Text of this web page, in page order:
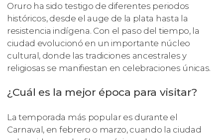
Oruro ha sido testigo de diferentes periodos
históricos, desde el auge de la plata hasta la
resistencia indígena. Con el paso del tiempo, la
ciudad evolucionó en un importante núcleo
cultural, donde las tradiciones ancestrales y
religiosas se manifiestan en celebraciones únicas.
¿Cuál es la mejor época para visitar?
La temporada más popular es durante el
Carnaval, en febrero o marzo, cuando la ciudad